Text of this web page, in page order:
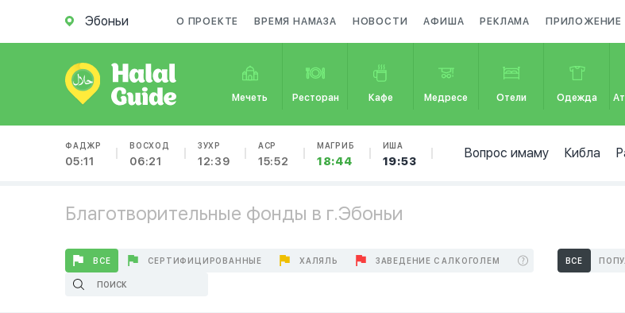
Эбоньи О ПРОЕКТЕ ВРЕМЯ НАМАЗА НОВОСТИ АФИША РЕКЛАМА ПРИЛОЖЕНИЕ
Мечеть Ресторан Кафе Медресе Отели Одежда
ФАДЖР
05:11
ВОСХОД
06:21
ЗУХР
12:39
АСР
15:52
МАГРИБ
18:44
ИША
19:53
Вопрос имаму Кибла
Благотворительные фонды в г.Эбоньи
ВСЕ СЕРТИФИЦИРОВАННЫЕ ХАЛЯЛЬ ЗАВЕДЕНИЕ С АЛКОГОЛЕМ ВСЕ